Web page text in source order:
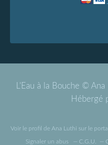
L'Eau à la Bouche ©
Hébergé
Voir le profil de Ana Luthi sur le
Signaler un abus C.G.U.